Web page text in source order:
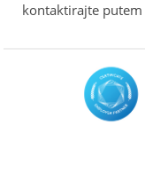
kontaktirajte putem